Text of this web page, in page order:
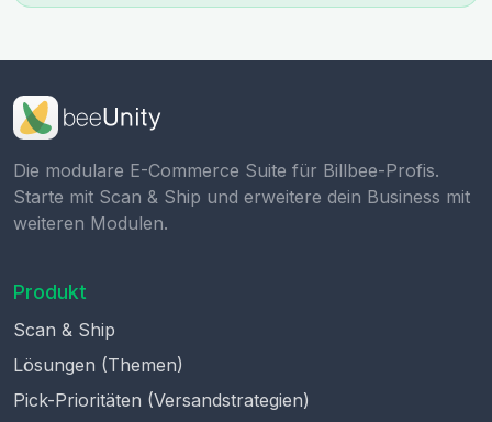
Die modulare E-Commerce Suite für Billbee-Profis.
Starte mit Scan & Ship und erweitere dein Business mit
weiteren Modulen.
Produkt
Scan & Ship
Lösungen (Themen)
Pick-Prioritäten (Versandstrategien)